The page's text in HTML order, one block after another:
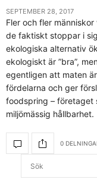
SEPTEMBER 28, 2017
Fler och fler
de faktiskt stoppar i
ekologiska alternativ
ekologiskt är ”bra”,
egentligen att maten
fördelarna och ger
foodspring – företaget
miljömässig hållbarhet.
0